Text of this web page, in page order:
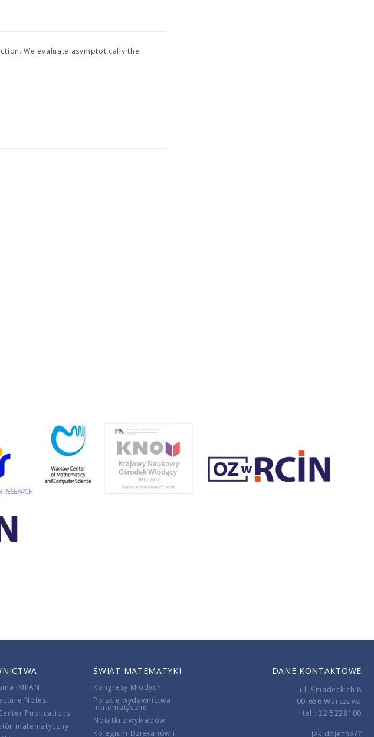
We evaluate asymptotically the
IMPAN
Notes
Publications
matematyczny
ŚWIAT MATEMATYKI
Kongresy Młodych
Polskie wydawnictwa
matematyczne
Notatki z wykładów
Kolegium Dziekanów i
DANE KONTAKTOWE
ul. Śniadeckich 8
00-656 Warszawa
tel.: 22 5228100
Jak dojechać?